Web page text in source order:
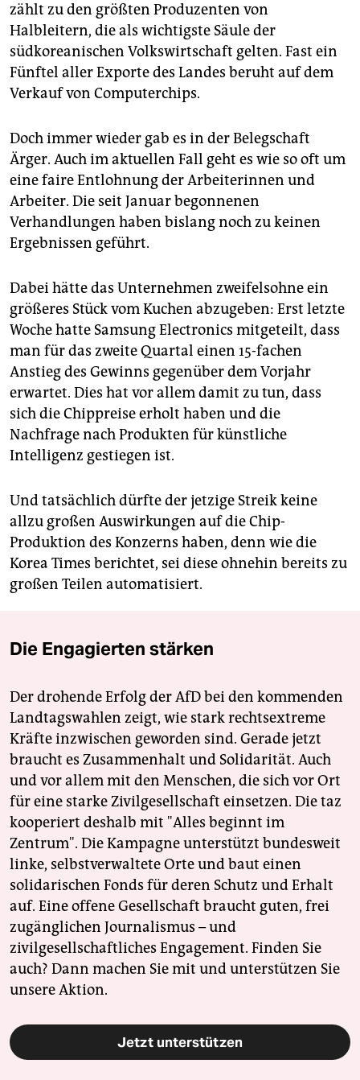
zählt zu den größten Produzenten von
Halbleitern, die als wichtigste Säule der
südkoreanischen Volkswirtschaft gelten. Fast ein
Fünftel aller Exporte des Landes beruht auf dem
Verkauf von Computerchips.
Doch immer wieder gab es in der Belegschaft
Ärger. Auch im aktuellen Fall geht es wie so oft um
eine faire Entlohnung der Arbeiterinnen und
Arbeiter. Die seit Januar begonnenen
Verhandlungen haben bislang noch zu keinen
Ergebnissen geführt.
Dabei hätte das Unternehmen zweifelsohne ein
größeres Stück vom Kuchen abzugeben: Erst letzte
Woche hatte Samsung Electronics mitgeteilt, dass
man für das zweite Quartal einen 15-fachen
Anstieg des Gewinns gegenüber dem Vorjahr
erwartet. Dies hat vor allem damit zu tun, dass
sich die Chippreise erholt haben und die
Nachfrage nach Produkten für künstliche
Intelligenz gestiegen ist.
Und tatsächlich dürfte der jetzige Streik keine
allzu großen Auswirkungen auf die Chip-
Produktion des Konzerns haben, denn wie die
Korea Times berichtet, sei diese ohnehin bereits zu
großen Teilen automatisiert.
Die Engagierten stärken
Der drohende Erfolg der AfD bei den kommenden
Landtagswahlen zeigt, wie stark rechtsextreme
Kräfte inzwischen geworden sind. Gerade jetzt
braucht es Zusammenhalt und Solidarität. Auch
und vor allem mit den Menschen, die sich vor Ort
für eine starke Zivilgesellschaft einsetzen. Die taz
kooperiert deshalb mit "Alles beginnt im
Zentrum". Die Kampagne unterstützt bundesweit
linke, selbstverwaltete Orte und baut einen
solidarischen Fonds für deren Schutz und Erhalt
auf. Eine offene Gesellschaft braucht guten, frei
zugänglichen Journalismus – und
zivilgesellschaftliches Engagement. Finden Sie
auch? Dann machen Sie mit und unterstützen Sie
unsere Aktion.
Jetzt unterstützen